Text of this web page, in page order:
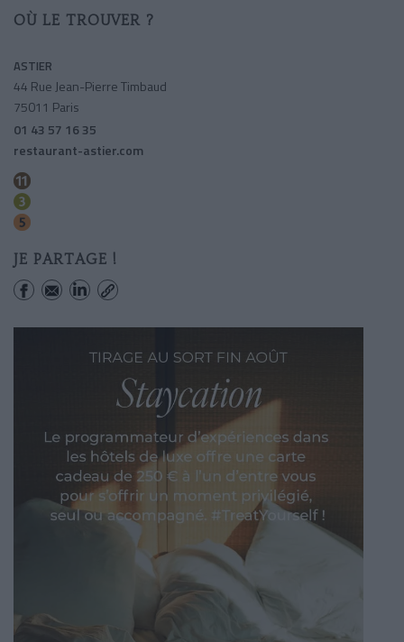
OÙ LE TROUVER ?
ASTIER
44 Rue Jean-Pierre Timbaud
75011 Paris
01 43 57 16 35
restaurant-astier.com
JE PARTAGE !